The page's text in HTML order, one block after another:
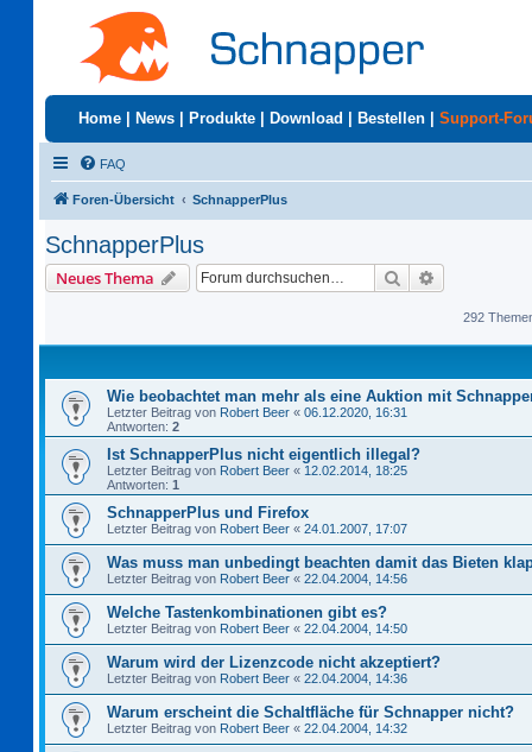
Home News Produkte Download Bestellen Support-
FAQ
Foren-Übersicht SchnapperPlus
SchnapperPlus
Neues Thema Suche
292
Wie beobachtet man mehr als eine Auktion mit
Letzter Beitrag von Robert Beer « 06.12.2020, 16:31
Antworten: 2
Ist SchnapperPlus nicht eigentlich illegal?
Letzter Beitrag von Robert Beer « 12.02.2014, 18:25
Antworten: 1
SchnapperPlus und Firefox
Letzter Beitrag von Robert Beer « 24.01.2007, 17:07
Was muss man unbedingt beachten damit das Bieten
Letzter Beitrag von Robert Beer « 22.04.2004, 14:56
Welche Tastenkombinationen gibt es?
Letzter Beitrag von Robert Beer « 22.04.2004, 14:50
Warum wird der Lizenzcode nicht akzeptiert?
Letzter Beitrag von Robert Beer « 22.04.2004, 14:36
Warum erscheint die Schaltfläche für Schnapper nicht?
Letzter Beitrag von Robert Beer « 22.04.2004, 14:32